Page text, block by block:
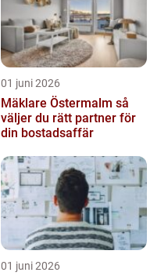
01 juni 2026
Mäklare Östermalm så
väljer du rätt partner för
din bostadsaffär
01 juni 2026